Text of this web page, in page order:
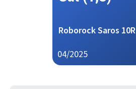
Roborock Saros 10R
04/2025